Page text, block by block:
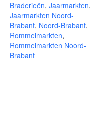
Braderieën, Jaarmarkten,
Jaarmarkten Noord-
Brabant, Noord-Brabant,
Rommelmarkten,
Rommelmarkten Noord-
Brabant